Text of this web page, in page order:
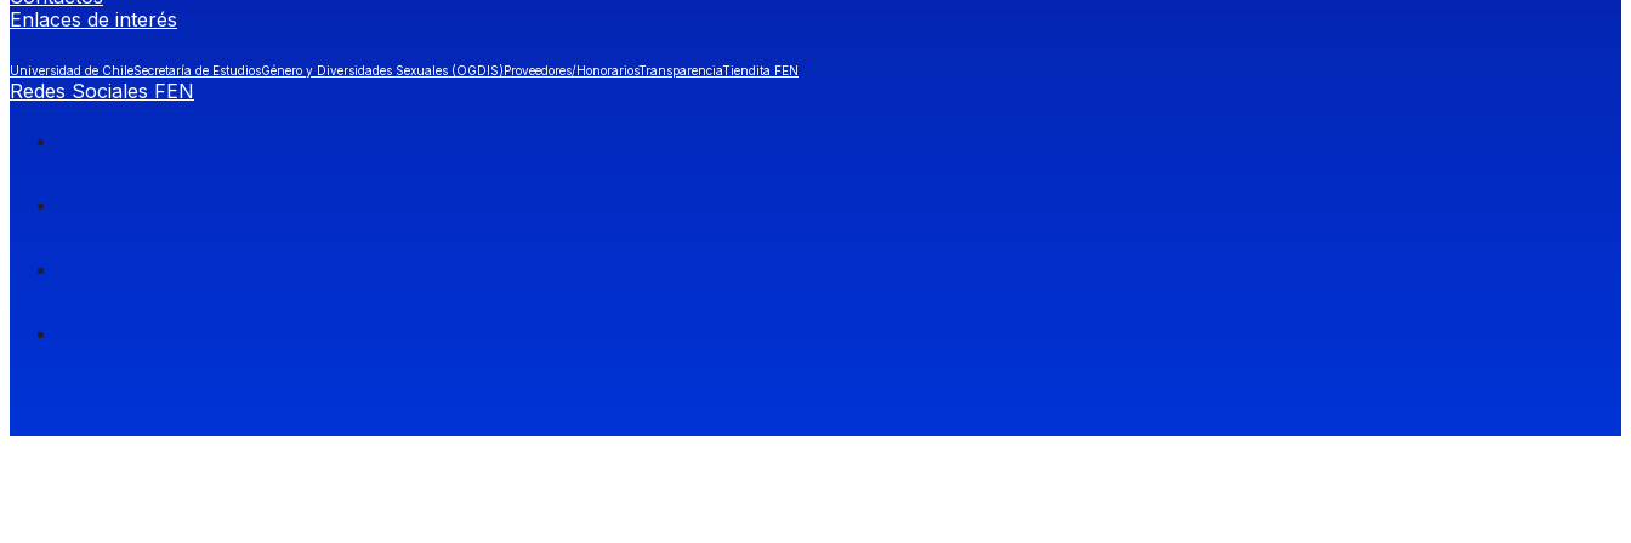
Enlaces de interés
Universidad de ChileSecretaría de EstudiosGénero y Diversidades Sexuales (OGDIS)Proveedores/HonorariosTransparenciaTiendita FEN
Redes Sociales FEN